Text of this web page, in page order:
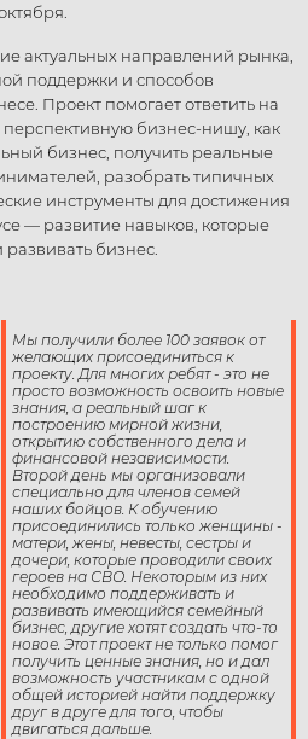
актуальных направлений рынка,
поддержки и способов
Проект помогает ответить на
перспективную бизнес-нишу, как
бизнес, получить реальные
разобрать типичных
инструменты для достижения
— развитие навыков, которые
развивать бизнес.
Мы получили более 100 заявок от
желающих присоединиться к
проекту. Для многих ребят - это не
просто возможность освоить новые
знания, а реальный шаг к
построению мирной жизни,
открытию собственного дела и
финансовой независимости.
Второй день мы организовали
специально для членов семей
наших бойцов. К обучению
присоединились только женщины -
матери, жены, невесты, сестры и
дочери, которые проводили своих
героев на СВО. Некоторым из них
необходимо поддерживать и
развивать имеющийся семейный
бизнес, другие хотят создать что-то
новое. Этот проект не только помог
получить ценные знания, но и дал
возможность участникам с одной
общей историей найти поддержку
друг в друге для того, чтобы
двигаться дальше.